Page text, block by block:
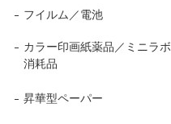
フイルム／電池
カラー印画紙薬品／ミニラボ
消耗品
昇華型ペーパー